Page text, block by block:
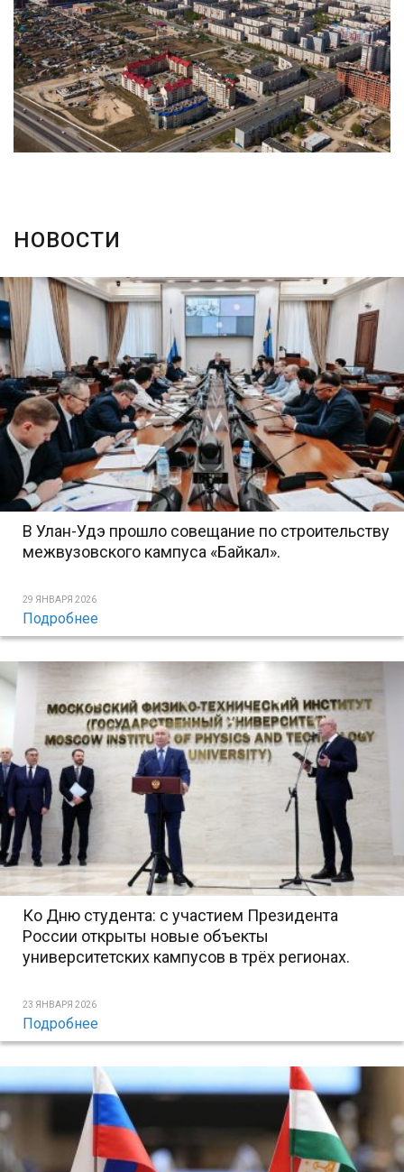
НОВОСТИ
В Улан-Удэ прошло совещание по строительству
межвузовского кампуса «Байкал».
29 ЯНВАРЯ 2026
Подробнее
Ко Дню студента: с участием Президента
России открыты новые объекты
университетских кампусов в трёх регионах.
23 ЯНВАРЯ 2026
Подробнее